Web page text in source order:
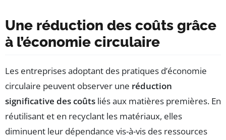
Une réduction des coûts grâce
à l’économie circulaire
Les entreprises adoptant des pratiques d’économie
circulaire peuvent observer une réduction
significative des coûts liés aux matières premières. En
réutilisant et en recyclant les matériaux, elles
diminuent leur dépendance vis-à-vis des ressources